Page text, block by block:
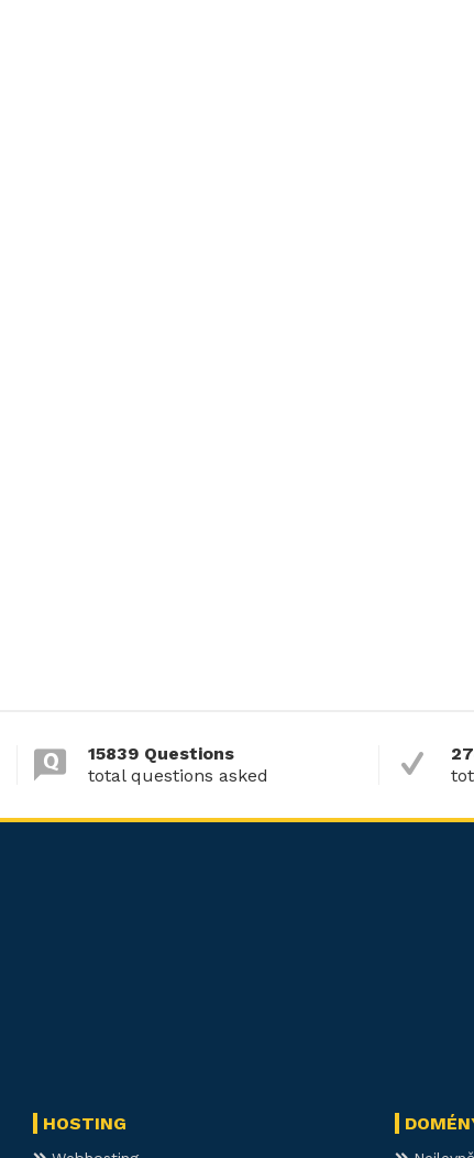
15839 Questions
total questions asked
HOSTING